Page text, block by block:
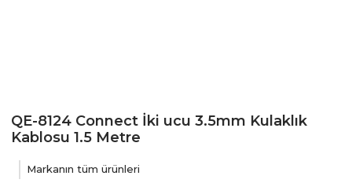
QE-8124 Connect İki ucu 3.5mm Kulaklık
Kablosu 1.5 Metre
Markanın tüm ürünleri